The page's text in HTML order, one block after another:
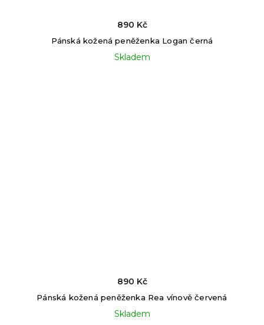
Pánská kožená peněženka Logan černá
Skladem
890 Kč
Pánská kožená peněženka Rea vínově červená
Skladem
890 Kč